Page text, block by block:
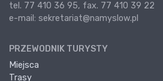
tel. 77 410 36 95, fax. 77 410 39 22
e-mail: sekretariat@namyslow.pl
PRZEWODNIK TURYSTY
Miejsca
Trasy